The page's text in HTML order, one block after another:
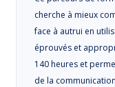
cherche à mieux
face à autrui en
éprouvés et
140 heures et
de la